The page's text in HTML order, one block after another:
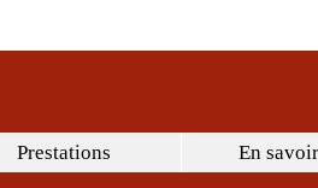
Prestations En